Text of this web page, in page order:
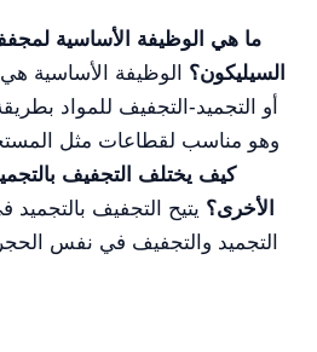
ما هي الوظيفة الأساسية
السيليكون؟ الوظيفة الأساسية
أو التجميد-التجفيف للمواد
وهو مناسب لقطاعات مثل
كيف يختلف التجفيف
الأخرى؟ يتيح التجفيف
التجميد والتجفيف في نفس